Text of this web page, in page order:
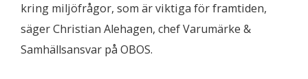
kring miljöfrågor, som är viktiga för framtiden,
säger Christian Alehagen, chef Varumärke &
Samhällsansvar på OBOS.